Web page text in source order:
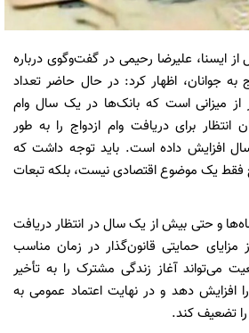
از ایسنا، علیرضا رحیمی در گفت‌وگوی درباره
به جوانان، اظهار کرد: در حال حاضر تعداد
میزانی است که بانک‌ها در یک سال وام
برای دریافت وام ازدواج را به طور
افزایش داده است. باید توجه داشت که
فقط یک موضوع اقتصادی نیست، بلکه تبعات
و حتی بیش از یک سال در انتظار دریافت
مزایای حمایتی قانون‌گذار در زمان مناسب
می‌تواند آغاز زندگی مشترک را به تأخیر
را افزایش دهد و در نهایت اعتماد عمومی به
تضعیف کند.